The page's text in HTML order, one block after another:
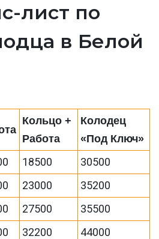
лист по
в Белой
Кольцо +
Работа
Колодец
«Под Ключ»
18500
30500
23000
35200
27500
35500
32200
44000